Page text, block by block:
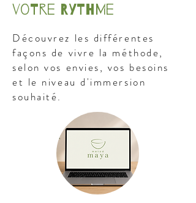
votre rythme
Découvrez les différentes
façons de vivre la méthode,
selon vos envies, vos besoins
et le niveau d'immersion
souhaité.